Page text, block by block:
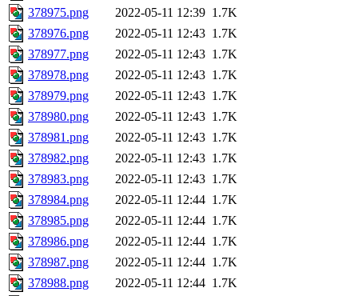
378975.png
2022-05-11 12:39 1.7K
378976.png
2022-05-11 12:43 1.7K
378977.png
2022-05-11 12:43 1.7K
378978.png
2022-05-11 12:43 1.7K
378979.png
2022-05-11 12:43 1.7K
378980.png
2022-05-11 12:43 1.7K
378981.png
2022-05-11 12:43 1.7K
378982.png
2022-05-11 12:43 1.7K
378983.png
2022-05-11 12:43 1.7K
378984.png
2022-05-11 12:44 1.7K
378985.png
2022-05-11 12:44 1.7K
378986.png
2022-05-11 12:44 1.7K
378987.png
2022-05-11 12:44 1.7K
378988.png
2022-05-11 12:44 1.7K